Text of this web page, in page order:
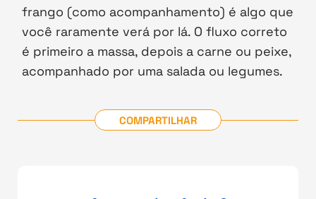
frango (como acompanhamento) é algo que
você raramente verá por lá. O fluxo correto
é primeiro a massa, depois a carne ou peixe,
acompanhado por uma salada ou legumes.
COMPARTILHAR